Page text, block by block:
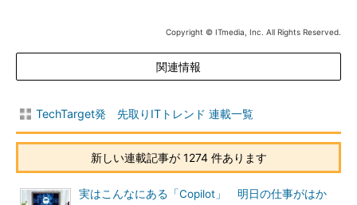
Copyright © ITmedia, Inc. All Rights Reserved.
関連情報
TechTarget発 先取りITトレンド 連載一覧
新しい連載記事が 1274 件あります
実はこんなにある「Copilot」 明日の仕事がはか